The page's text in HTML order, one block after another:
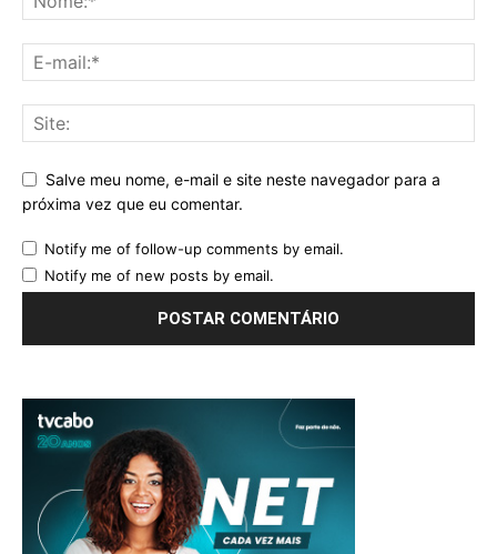
Salve meu nome, e-mail e site neste navegador para a
próxima vez que eu comentar.
Notify me of follow-up comments by email.
Notify me of new posts by email.